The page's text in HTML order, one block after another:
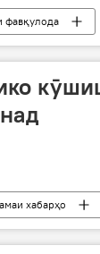
фавқулода
хабарҳо
оштии